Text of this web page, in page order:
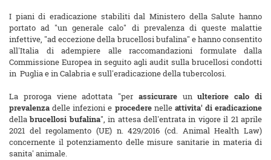
I piani di eradicazione stabiliti dal Ministero della Salute hanno
portato ad "un generale calo" di prevalenza di queste malattie
infettive, "ad eccezione della brucellosi bufalina" e hanno consentito
all'Italia di adempiere alle raccomandazioni formulate dalla
Commissione Europea in seguito agli audit sulla brucellosi condotti
in Puglia e in Calabria e sull'eradicazione della tubercolosi.
La proroga viene adottata "per assicurareunulteriore calo di
prevalenza delle infezioni e procederenelle attivita' di eradicazione
dellabrucellosi bufalina", in attesa dell'entrata in vigore il 21 aprile
2021 del regolamento (UE) n. 429/2016 (cd. Animal Health Law)
concernente il potenziamento delle misure sanitarie in materia di
sanita' animale.